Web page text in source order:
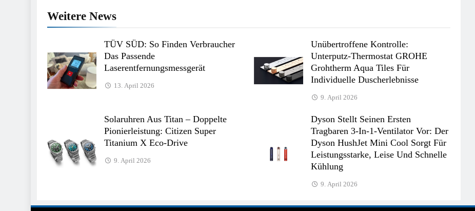
Weitere News
TÜV SÜD: So Finden Verbraucher
Das Passende
Laserentfernungsmessgerät
13. April 2026
Unübertroffene Kontrolle:
Unterputz-Thermostat GROHE
Grohtherm Aqua Tiles Für
Individuelle Duscherlebnisse
9. April 2026
Solaruhren Aus Titan – Doppelte
Pionierleistung: Citizen Super
Titanium X Eco-Drive
9. April 2026
Dyson Stellt Seinen Ersten
Tragbaren 3-In-1-Ventilator Vor: Der
Dyson HushJet Mini Cool Sorgt Für
Leistungsstarke, Leise Und Schnelle
Kühlung
9. April 2026